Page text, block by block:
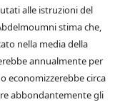
alle istruzioni del
stima che,
nella media della
annualmente per
economizzerebbe circa
abbondantemente gli